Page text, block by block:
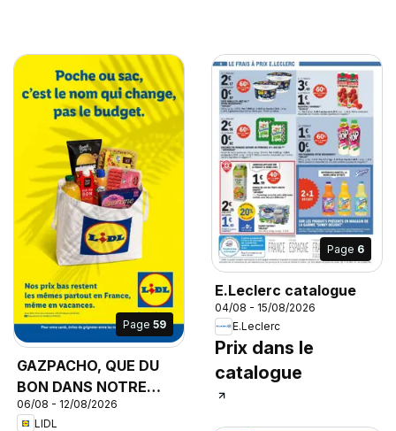
Page 59
GAZPACHO, QUE DU
BON DANS NOTRE
GAZPACHO
06/08 - 12/08/2026
LIDL
Page 6
E.Leclerc catalogue
04/08 - 15/08/2026
E.Leclerc
Prix dans le
catalogue